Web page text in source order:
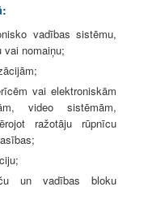
vadības sistēmu,
vai nomaiņu;
vai elektroniskām
video sistēmām,
ražotāju rūpnīcu
un vadības bloku